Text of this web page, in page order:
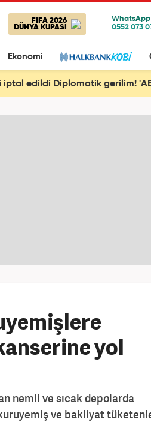
FIFA 2026
DÜNYA KUPASI
Ekonomi
iptal edildi Diplomatik gerilim!
yol
nemli ve sıcak depolarda
ve bakliyat